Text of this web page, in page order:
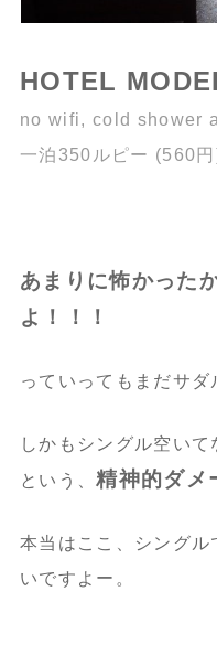
HOTEL
no wifi, cold shower
一泊350ルピー (560
あまりに怖かった
よ！！！
っていってもまだサダ
しかもシングル空い
という、精神的ダメ
本当はここ、シングル
いですよー。